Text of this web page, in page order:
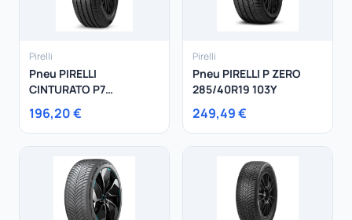
Pirelli
Pneu PIRELLI
CINTURATO P7
255/45R19 104Y
196,20 €
Pirelli
Pneu PIRELLI P ZERO
285/40R19 103Y
249,49 €